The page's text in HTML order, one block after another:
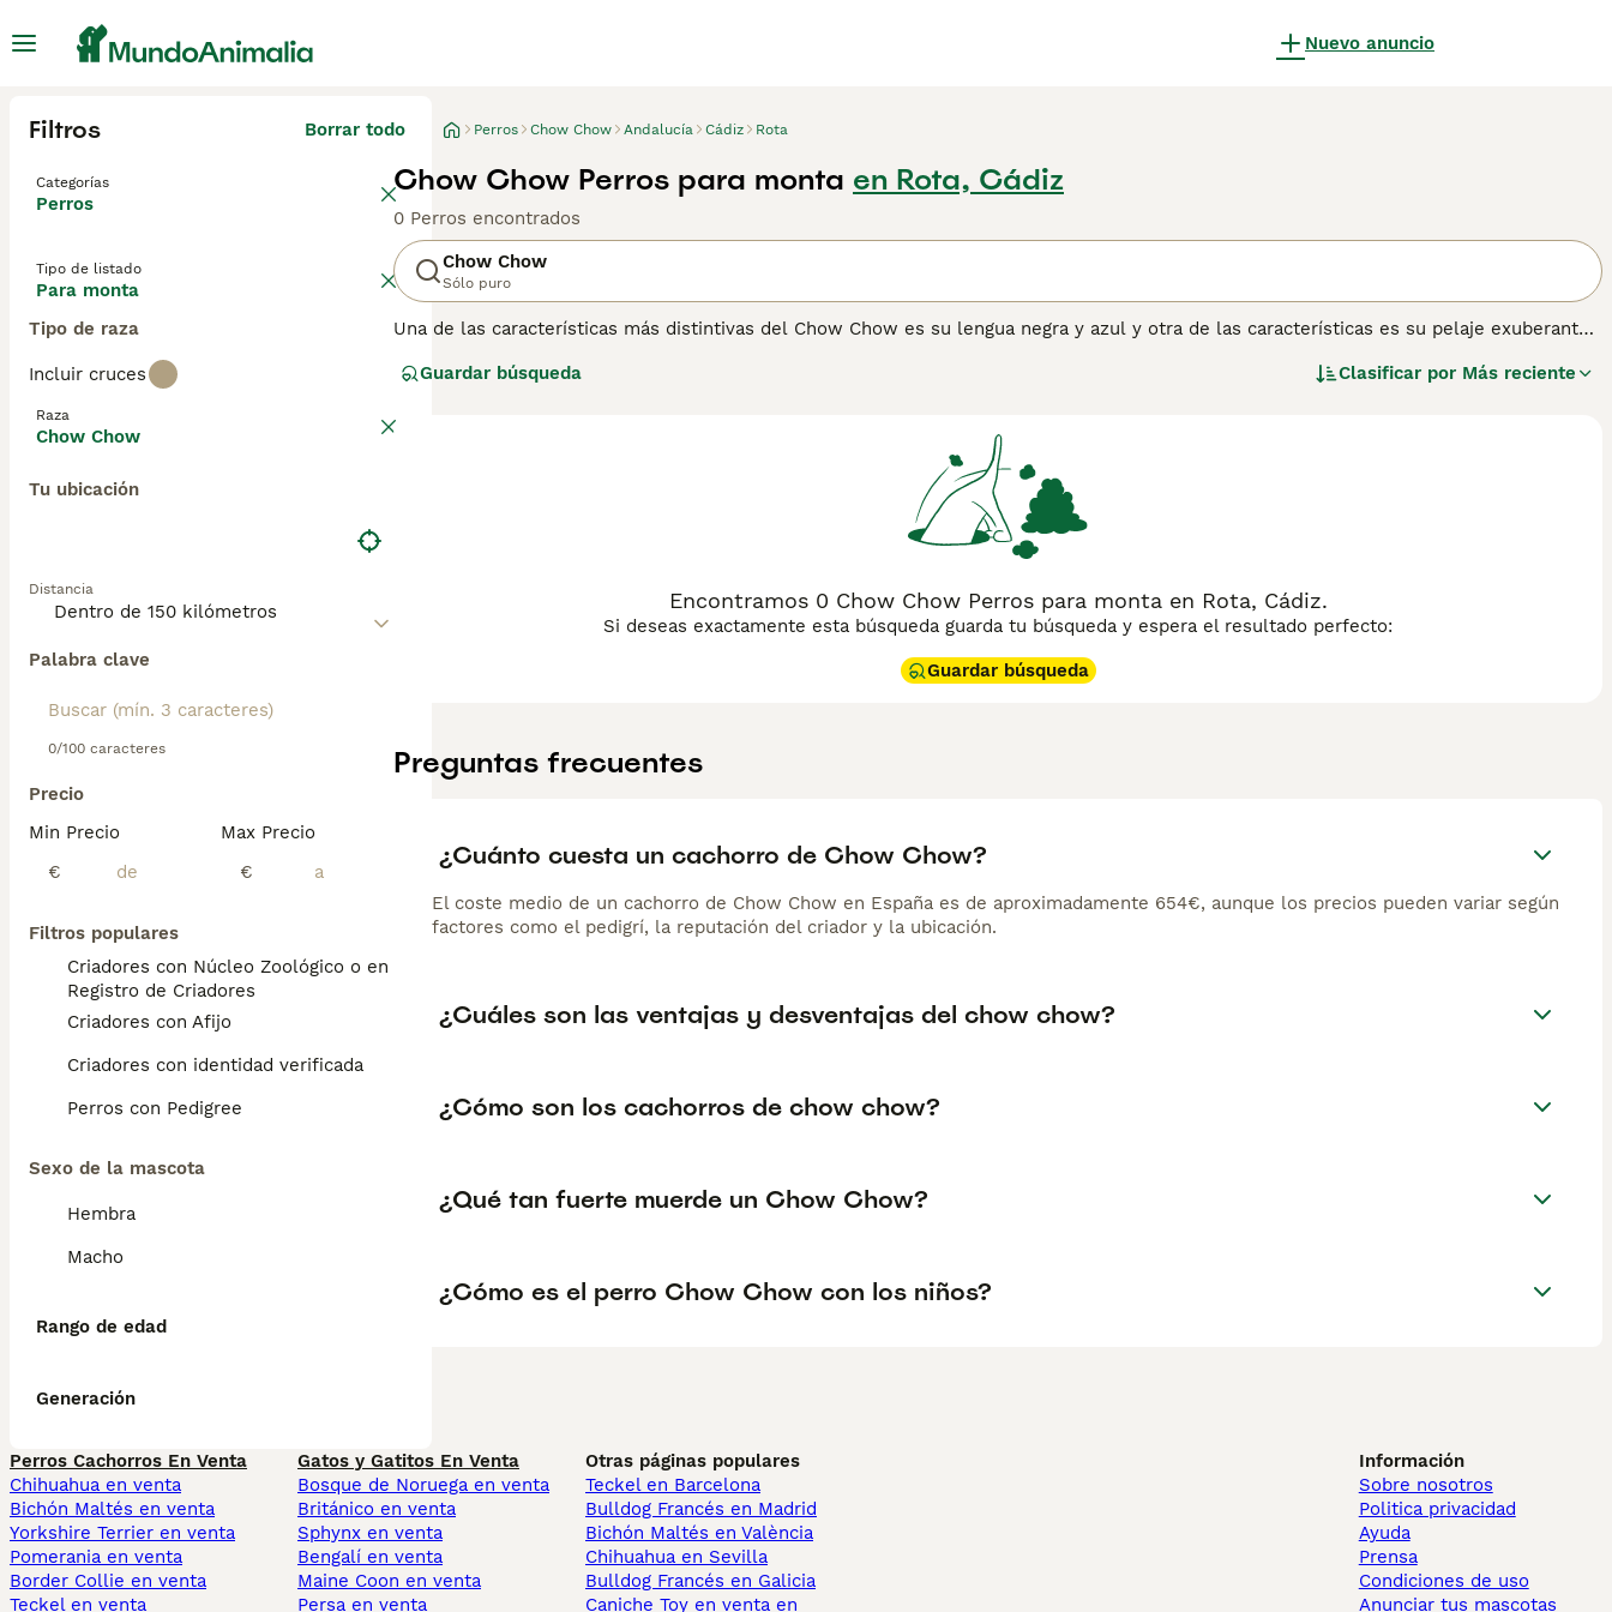
Nuevo anuncio
Filtros Borrar todo
Categorías
Perros
Tipo de listado
Para monta
Tipo de raza
Incluir cruces
Raza
Chow Chow
Tu ubicación
Distancia
Palabra clave
0/100 caracteres
Precio
Min Precio
€
Max Precio
€
Filtros populares
Criadores con Núcleo Zoológico o en el
Registro de Criadores
Criadores con Afijo
Criadores con identidad verificada
Perros con Pedigree
Sexo de la mascota
Hembra
Macho
Rango de edad
Generación
Perros Chow Chow Andalucía Cádiz Rota
Chow Chow Perros para monta en Rota, Cádiz
0 Perros encontrados
Chow Chow
Sólo puro
Una de las características más distintivas del Chow Chow es su lengua negra y azul y otra de las características es su pelaje exuberante
un poco desagradables, pero extremadamente leales y afectuosos con sus dueños y especialmente con una persona en el hogar que se
para obtener información sobre esta raza de perro.
Guardar búsqueda Clasificar por Más reciente
Encontramos 0 Chow Chow Perros para monta en Rota, Cádiz.
Si deseas exactamente esta búsqueda guarda tu búsqueda y espera el resultado perfecto:
Guardar búsqueda
Preguntas frecuentes
¿Cuánto cuesta un cachorro de Chow Chow?
El coste medio de un cachorro de Chow Chow en España es de aproximadamente 654€, aunque los precios pueden variar según
factores como el pedigrí, la reputación del criador y la ubicación.
¿Cuáles son las ventajas y desventajas del chow chow?
¿Cómo son los cachorros de chow chow?
¿Qué tan fuerte muerde un Chow Chow?
¿Cómo es el perro Chow Chow con los niños?
Perros Cachorros En Venta
Chihuahua en venta
Bichón Maltés en venta
Yorkshire Terrier en venta
Pomerania en venta
Border Collie en venta
Teckel en venta
Gatos y Gatitos En Venta
Bosque de Noruega en venta
Británico en venta
Sphynx en venta
Bengalí en venta
Maine Coon en venta
Persa en venta
Otras páginas populares
Teckel en Barcelona
Bulldog Francés en Madrid
Bichón Maltés en València
Chihuahua en Sevilla
Bulldog Francés en Galicia
Caniche Toy en venta en
Información
Sobre nosotros
Politica privacidad
Ayuda
Prensa
Condiciones de uso
Anunciar tus mascotas